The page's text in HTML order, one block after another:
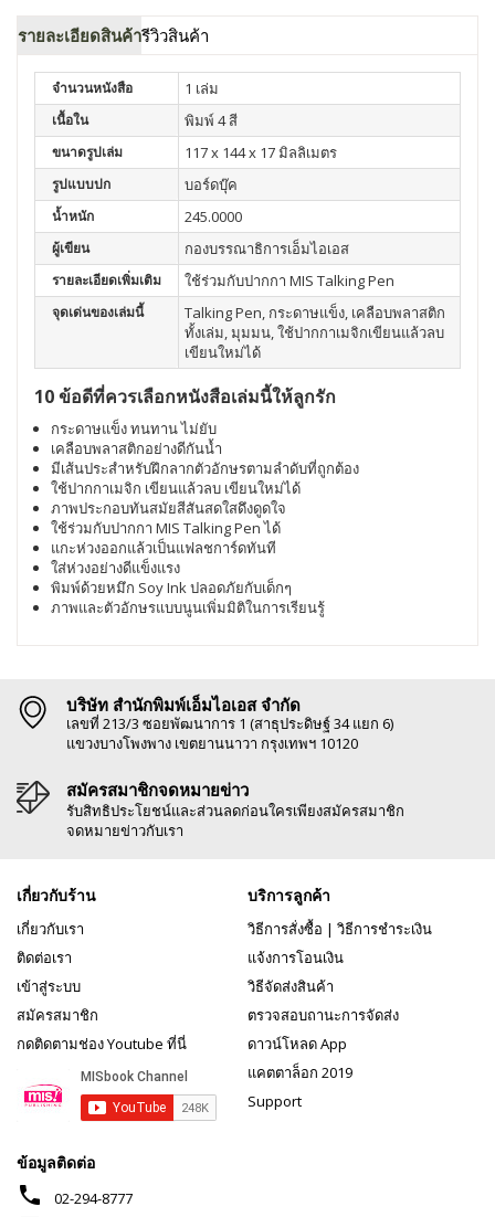
รายละเอียดสินค้ารีวิวสินค้า
จำนวนหนังสือ 1 เล่ม
เนื้อใน พิมพ์ 4 สี
ขนาดรูปเล่ม 117 x 144 x 17 มิลลิเมตร
รูปแบบปก บอร์ดบุ๊ค
น้ำหนัก 245.0000
ผู้เขียน กองบรรณาธิการเอ็มไอเอส
รายละเอียดเพิ่มเติม ใช้ร่วมกับปากกา MIS Talking Pen
จุดเด่นของเล่มนี้
Talking Pen, กระดาษแข็ง, เคลือบพลาสติก
ทั้งเล่ม, มุมมน, ใช้ปากกาเมจิกเขียนแล้วลบ
เขียนใหม่ได้
10 ข้อดีที่ควรเลือกหนังสือเล่มนี้ให้ลูกรัก
กระดาษแข็ง ทนทาน ไม่ยับ
เคลือบพลาสติกอย่างดีกันน้ำ
มีเส้นประสำหรับฝึกลากตัวอักษรตามลำดับที่ถูกต้อง
ใช้ปากกาเมจิก เขียนแล้วลบ เขียนใหม่ได้
ภาพประกอบทันสมัยสีสันสดใสดึงดูดใจ
ใช้ร่วมกับปากกา MIS Talking Pen ได้
แกะห่วงออกแล้วเป็นแฟลชการ์ดทันที
ใส่ห่วงอย่างดีแข็งแรง
พิมพ์ด้วยหมึก Soy Ink ปลอดภัยกับเด็กๆ
ภาพและตัวอักษรแบบนูนเพิ่มมิติในการเรียนรู้
บริษัท สำนักพิมพ์เอ็มไอเอส จำกัด
เลขที่ 213/3 ซอยพัฒนาการ 1 (สาธุประดิษฐ์ 34 แยก 6)
แขวงบางโพงพาง เขตยานนาวา กรุงเทพฯ 10120
สมัครสมาชิกจดหมายข่าว
รับสิทธิประโยชน์และส่วนลดก่อนใครเพียงสมัครสมาชิก
จดหมายข่าวกับเรา
เกี่ยวกับร้าน
เกี่ยวกับเรา
ติดต่อเรา
เข้าสู่ระบบ
สมัครสมาชิก
กดติดตามช่อง Youtube ที่นี่
บริการลูกค้า
วิธีการสั่งซื้อ | วิธีการชำระเงิน
แจ้งการโอนเงิน
วิธีจัดส่งสินค้า
ตรวจสอบถานะการจัดส่ง
ดาวน์โหลด App
แคตตาล็อก 2019
Support
ข้อมูลติดต่อ
phone 02-294-8777